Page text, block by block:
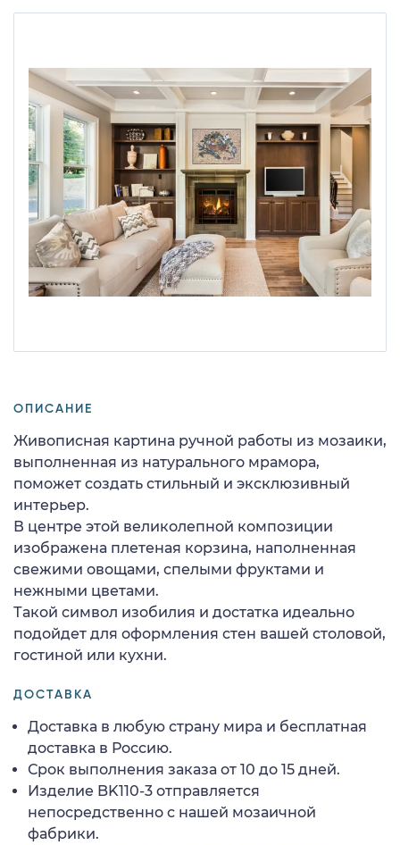
ОПИСАНИЕ
Живописная картина ручной работы из мозаики,
выполненная из натурального мрамора,
поможет создать стильный и эксклюзивный
интерьер.
В центре этой великолепной композиции
изображена плетеная корзина, наполненная
свежими овощами, спелыми фруктами и
нежными цветами.
Такой символ изобилия и достатка идеально
подойдет для оформления стен вашей столовой,
гостиной или кухни.
ДОСТАВКА
Доставка в любую страну мира и бесплатная
доставка в Россию.
Срок выполнения заказа от 10 до 15 дней.
Изделие BK110-3 отправляется
непосредственно с нашей мозаичной
фабрики.